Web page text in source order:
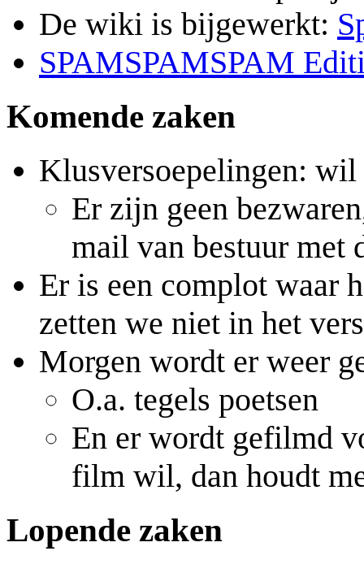
De wiki is bijgewerkt:
SPAMSPAMSPAM
Komende zaken
Klusversoepelingen: wil
Er zijn geen
mail van bestuur met
Er is een complot waar
zetten we niet in het
Morgen wordt er weer
O.a. tegels poetsen
En er wordt gefilmd
film wil, dan houdt
Lopende zaken